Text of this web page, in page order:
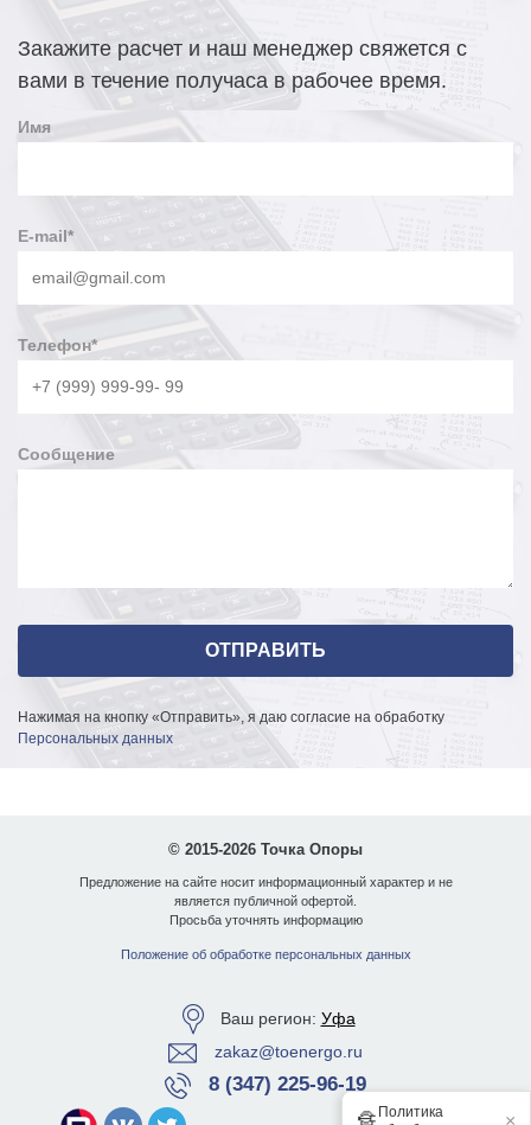
Закажите расчет и наш менеджер свяжется с
вами в течение получаса в рабочее время.
Имя
E-mail*
Телефон*
Сообщение
Нажимая на кнопку «Отправить», я даю согласие на обработку
Персональных данных
© 2015-2026 Точка Опоры
Предложение на сайте носит информационный характер и не
является публичной офертой.
Просьба уточнять информацию
Положение об обработке персональных данных
Ваш регион: Уфа
zakaz@toenergo.ru
8 (347) 225-96-19
Политика
×